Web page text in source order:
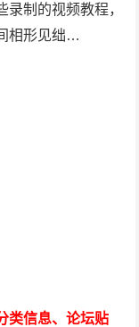
录制的视频教程，
相形见绌…
类信息、论坛贴